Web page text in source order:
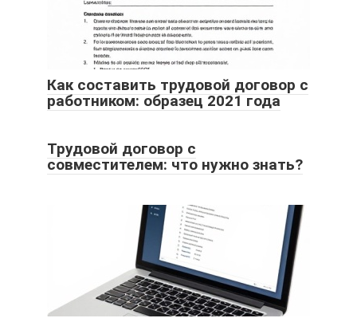
Как составить трудовой договор с
работником: образец 2021 года
Трудовой договор с
совместителем: что нужно знать?